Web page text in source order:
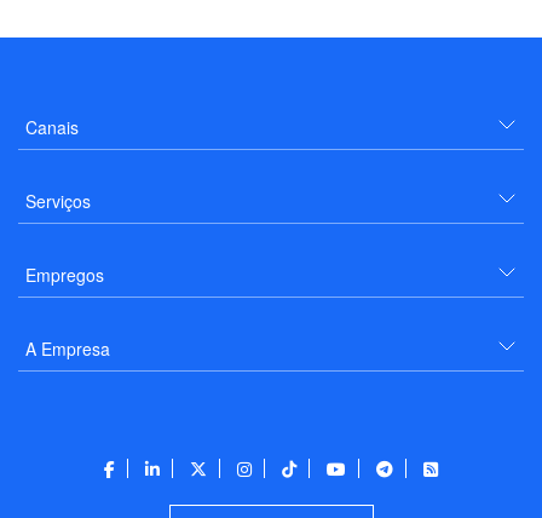
Canais
Serviços
Empregos
A Empresa